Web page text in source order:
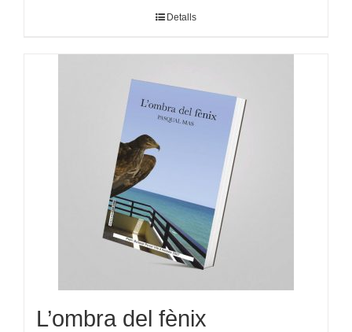
Detalls
L’ombra del fènix